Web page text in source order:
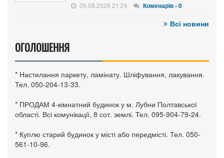
05.08.2026 21:24 Коменарів - 0
Всі новини
ОГОЛОШЕННЯ
* Настилання паркету, ламінату. Шліфування, лакування.
Тел. 050-204-13-33.
* ПРОДАМ 4-кімнатний будинок у м. Лубни Полтавської
області. Всі комунікації, 8 сот. землі. Тел. 095-904-79-24.
* Куплю старий будинок у місті або передмісті. Тел. 050-
561-10-96.